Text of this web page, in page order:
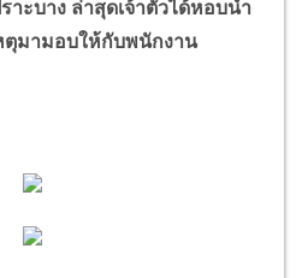
ะบาง ล่าสุดเจ้าตัวได้หอบนำ
ตุมามอบให้กับพนักงาน